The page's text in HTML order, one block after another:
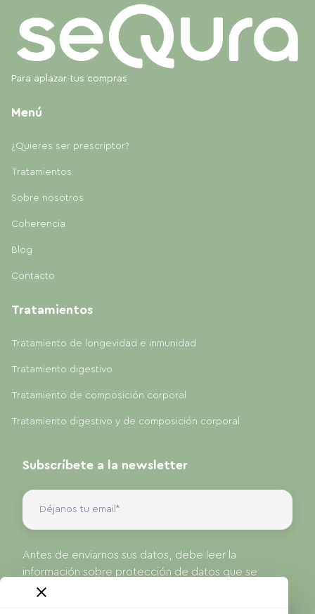
Para aplazar tus compras
Menú
¿Quieres ser prescriptor?
Tratamientos
Sobre nosotros
Coherencia
Blog
Contacto
Tratamientos
Tratamiento de longevidad e inmunidad
Tratamiento digestivo
Tratamiento de composición corporal
Tratamiento digestivo y de composición corporal
Subscríbete a la newsletter
Antes de enviarnos sus datos, debe leer la
información sobre protección de datos que se
presenta en nuestra Política de Privacidad.